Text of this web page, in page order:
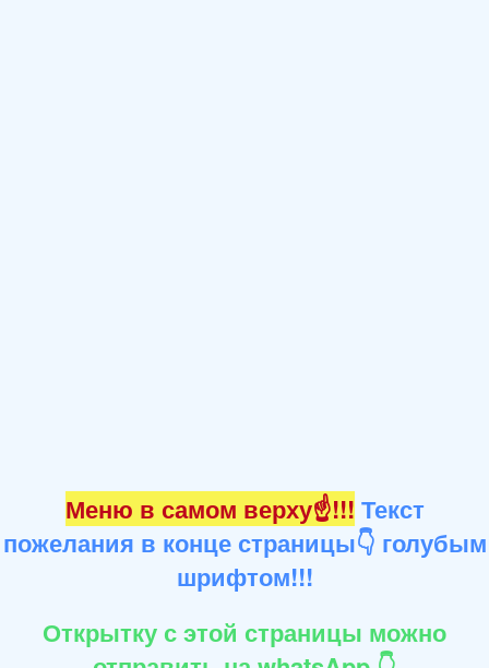
Меню в самом верху☝!!! Текст
пожелания в конце страницы👇 голубым
шрифтом!!!
Открытку с этой страницы можно